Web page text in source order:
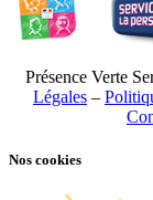
Présence Verte
Légales –
Nos cookies